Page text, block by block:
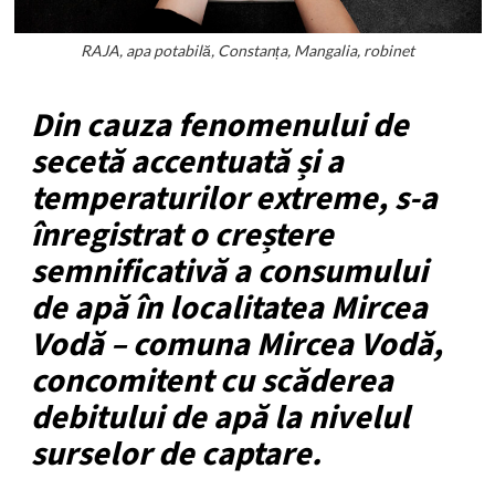
RAJA, apa potabilă, Constanța, Mangalia, robinet
Din cauza fenomenului de
secetă accentuată și a
temperaturilor extreme, s-a
înregistrat o creștere
semnificativă a consumului
de apă în localitatea Mircea
Vodă – comuna Mircea Vodă,
concomitent cu scăderea
debitului de apă la nivelul
surselor de captare.